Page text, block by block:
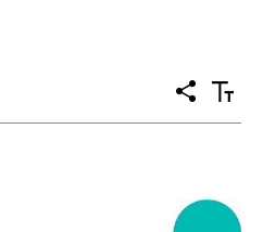
공
유
텍
스